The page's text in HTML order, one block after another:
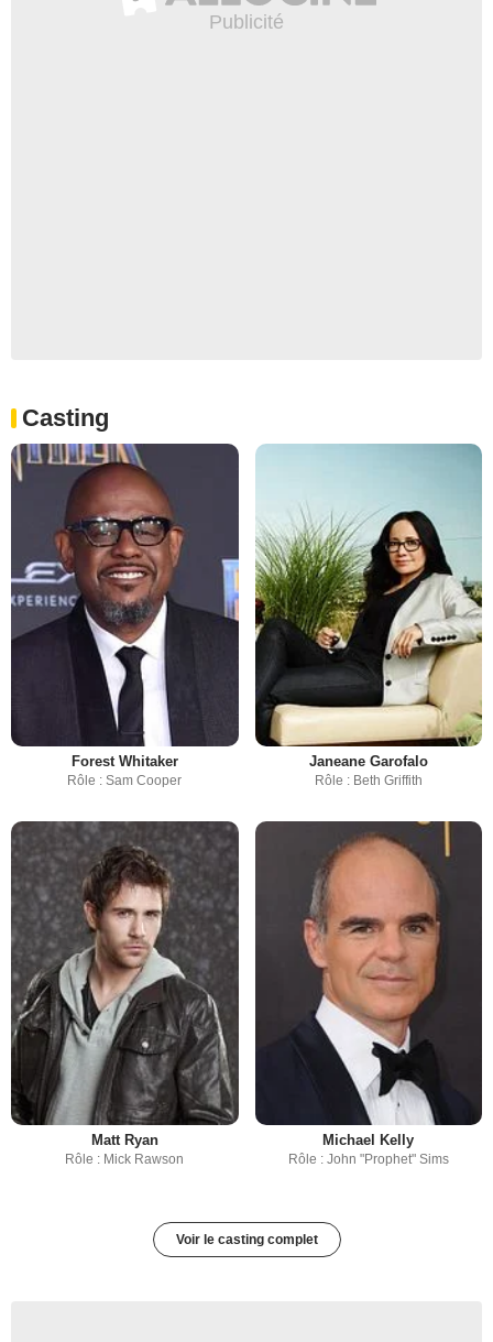
Casting
Forest Whitaker
Rôle : Sam Cooper
Janeane Garofalo
Rôle : Beth Griffith
Matt Ryan
Rôle : Mick Rawson
Michael Kelly
Rôle : John "Prophet" Sims
Voir le casting complet